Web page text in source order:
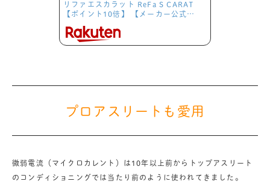
リファエスカラット ReFa S CARAT
【ポイント10倍】 【メーカー公式…
プロアスリートも愛用
微弱電流（マイクロカレント）は10年以上前からトップアスリート
のコンディショニングでは当たり前のように使われてきました。